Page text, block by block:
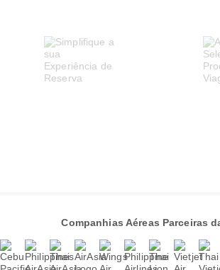
Companhias Aéreas Parceiras